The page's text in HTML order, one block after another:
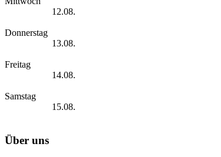
12.08.
Donnerstag
13.08.
Freitag
14.08.
Samstag
15.08.
Über uns